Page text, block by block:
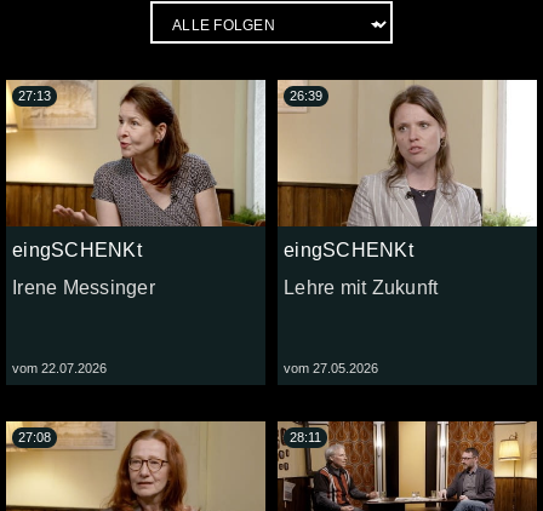
eingSCHENKt
Irene Messinger
vom 22.07.2026
27:13
eingSCHENKt
Lehre mit Zukunft
vom 27.05.2026
26:39
27:08 28:11